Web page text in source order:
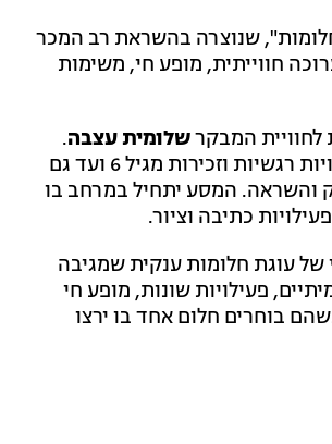
שנוצרה בהשראת רב המכר
חווייתית, מופע חי, משימות
לחוויית המבקרשלומית עצבה.
השניים יצרו יחד את המרחב והחוויה המוחשית, והפכו את הספר לפעילויות רגשיות וזכירות מגיל 6 ועד גם
משחק והשראה. המסע יתחיל במרחב בו
כתיבה וציור.
של עוגת חלומות ענקית שמגיבה
פעילויות שונות, מופע חי
בוחרים חלום אחד בו ירצו